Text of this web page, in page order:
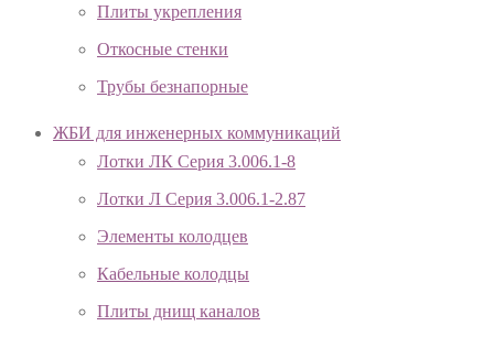
Плиты укрепления
Откосные стенки
Трубы безнапорные
ЖБИ для инженерных коммуникаций
Лотки ЛК Серия 3.006.1-8
Лотки Л Серия 3.006.1-2.87
Элементы колодцев
Кабельные колодцы
Плиты днищ каналов